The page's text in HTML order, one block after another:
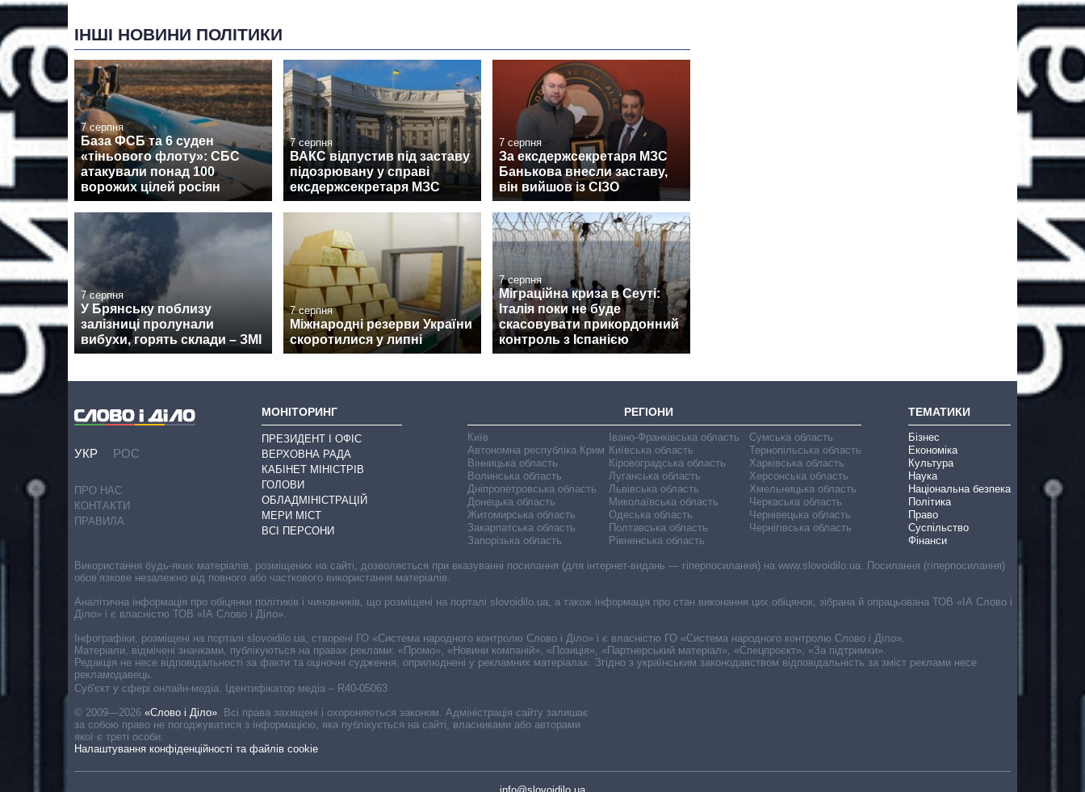
ІНШІ НОВИНИ ПОЛІТИКИ
7 серпня
База ФСБ та 6 суден
«тіньового флоту»: СБС
атакували понад 100
ворожих цілей росіян
7 серпня
ВАКС відпустив під заставу
підозрювану у справі
ексдержсекретаря МЗС
7 серпня
За ексдержсекретаря МЗС
Банькова внесли заставу,
він вийшов із СІЗО
7 серпня
У Брянську поблизу
залізниці пролунали
вибухи, горять склади – ЗМІ
7 серпня
Міжнародні резерви України
скоротилися у липні
7 серпня
Міграційна криза в Сеуті:
Італія поки не буде
скасовувати прикордонний
контроль з Іспанією
УКР РОС
ПРО НАС
КОНТАКТИ
ПРАВИЛА
МОНІТОРИНГ
ПРЕЗИДЕНТ І ОФІС
ВЕРХОВНА РАДА
КАБІНЕТ МІНІСТРІВ
ГОЛОВИ
ОБЛАДМІНІСТРАЦІЙ
МЕРИ МІСТ
ВСІ ПЕРСОНИ
РЕГІОНИ
Київ
Автономна республіка Крим
Вінницька область
Волинська область
Дніпропетровська область
Донецька область
Житомирська область
Закарпатська область
Запорізька область
Івано-Франківська область
Київська область
Кіровоградська область
Луганська область
Львівська область
Миколаївська область
Одеська область
Полтавська область
Рівненська область
Сумська область
Тернопільська область
Харківська область
Херсонська область
Хмельницька область
Черкаська область
Чернівецька область
Чернігівська область
ТЕМАТИКИ
Бізнес
Економіка
Культура
Наука
Національна безпека
Політика
Право
Суспільство
Фінанси
Cуб'єкт у сфері онлайн-медіа. Ідентифікатор медіа – R40-05063
© 2009—2026 «Слово і Діло». Всі права захищені і охороняються законом. Адміністрація сайту залишає
за собою право не погоджуватися з інформацією, яка публікується на сайті, власниками або авторами
якої є треті особи.
Налаштування конфіденційності та файлів cookie
Використання будь-яких матеріалів, розміщених на сайті, дозволяється при вказуванні посилання (для інтернет-видань — гіперпосилання) на www.slovoidilo.ua. Посилання (гіперпосилання)
обов’язкове незалежно від повного або часткового використання матеріалів.
Аналітична інформація про обіцянки політиків і чиновників, що розміщені на порталі slovoidilo.ua, а також інформація про стан виконання цих обіцянок, зібрана й опрацьована ТОВ «ІА Слово і
Діло» і є власністю ТОВ «ІА Слово і Діло».
Інфографіки, розміщені на порталі slovoidilo.ua, створені ГО «Система народного контролю Слово і Діло» і є власністю ГО «Система народного контролю Слово і Діло».
Матеріали, відмічені значками, публікуються на правах реклами: «Промо», «Новини компаній», «Позиція», «Партнерський матеріал», «Спецпроєкт», «За підтримки».
Редакція не несе відповідальності за факти та оціночні судження, оприлюднені у рекламних матеріалах. Згідно з українським законодавством відповідальність за зміст реклами несе
рекламодавець.